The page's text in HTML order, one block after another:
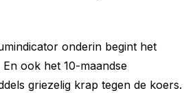
onderin begint het
ook het 10-maandse
griezelig krap tegen de koers.